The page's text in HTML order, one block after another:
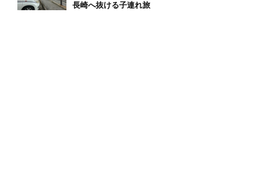
長崎へ抜ける子連れ旅